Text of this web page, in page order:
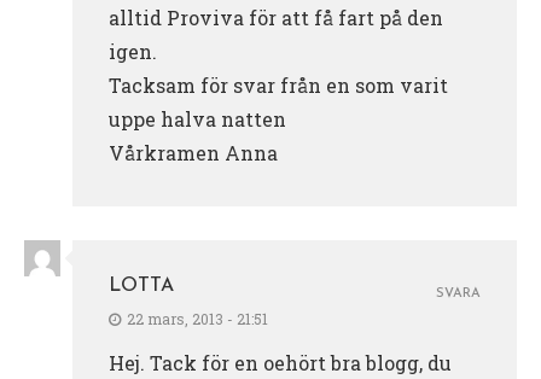
alltid Proviva för att få fart på den
igen.
Tacksam för svar från en som varit
uppe halva natten
Vårkramen Anna
LOTTA
22 mars, 2013 - 21:51
Hej. Tack för en oehört bra blogg, du
SVARA